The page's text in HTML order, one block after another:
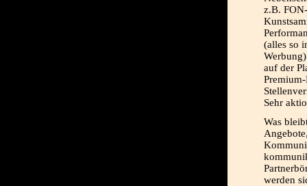
z.B.
(alles so
auf der
Sehr
Was
werden